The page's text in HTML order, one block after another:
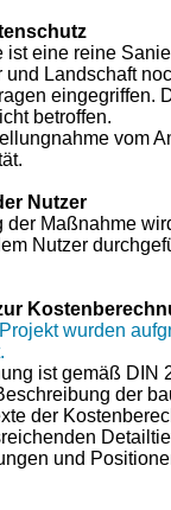
ist eine reine
Landschaft
eingegriffen.
betroffen.
vom
Nutzer
der Maßnahme
Nutzer
wurden
ist gemäß DIN
der
der
und